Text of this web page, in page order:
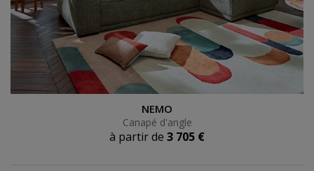
NEMO
Canapé d'angle
à partir de 3 705 €